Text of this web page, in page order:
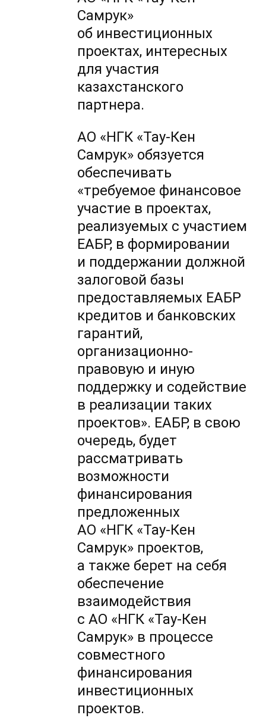
Самрук»
об инвестиционных
проектах, интересных
для участия
казахстанского
партнера.
АО «НГК «Тау-Кен
Самрук» обязуется
обеспечивать
«требуемое финансовое
участие в проектах,
реализуемых с участием
ЕАБР, в формировании
и поддержании должной
залоговой базы
предоставляемых ЕАБР
кредитов и банковских
гарантий,
организационно-
правовую и иную
поддержку и содействие
в реализации таких
проектов». ЕАБР, в свою
очередь, будет
рассматривать
возможности
финансирования
предложенных
АО «НГК «Тау-Кен
Самрук» проектов,
а также берет на себя
обеспечение
взаимодействия
с АО «НГК «Тау-Кен
Самрук» в процессе
совместного
финансирования
инвестиционных
проектов.